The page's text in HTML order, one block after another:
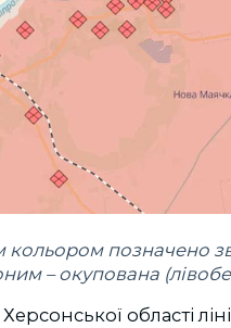
позначено
– окупована
області